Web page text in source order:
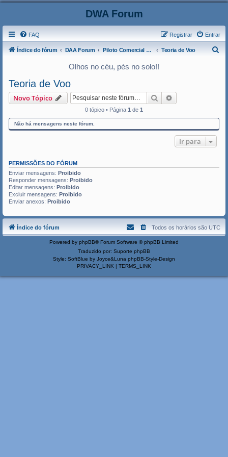
DWA Forum
FAQ Entrar
Registrar
Índice do fórum DAA Forum Piloto Comercial de Avião Teoria de Voo
Olhos no céu, pés no solo!!
Teoria de Voo
Novo Tópico Pesquisar
0 tópico • Página 1 de 1
Não há mensagens neste fórum.
Ir para
PERMISSÕES DO FÓRUM
Enviar mensagens: Proibido
Responder mensagens: Proibido
Editar mensagens: Proibido
Excluir mensagens: Proibido
Enviar anexos: Proibido
Índice do fórum Todos os horários são UTC
Powered by phpBB® Forum Software © phpBB Limited
Traduzido por: Suporte phpBB
Style: SoftBlue by Joyce&Luna phpBB-Style-Design
PRIVACY_LINK | TERMS_LINK